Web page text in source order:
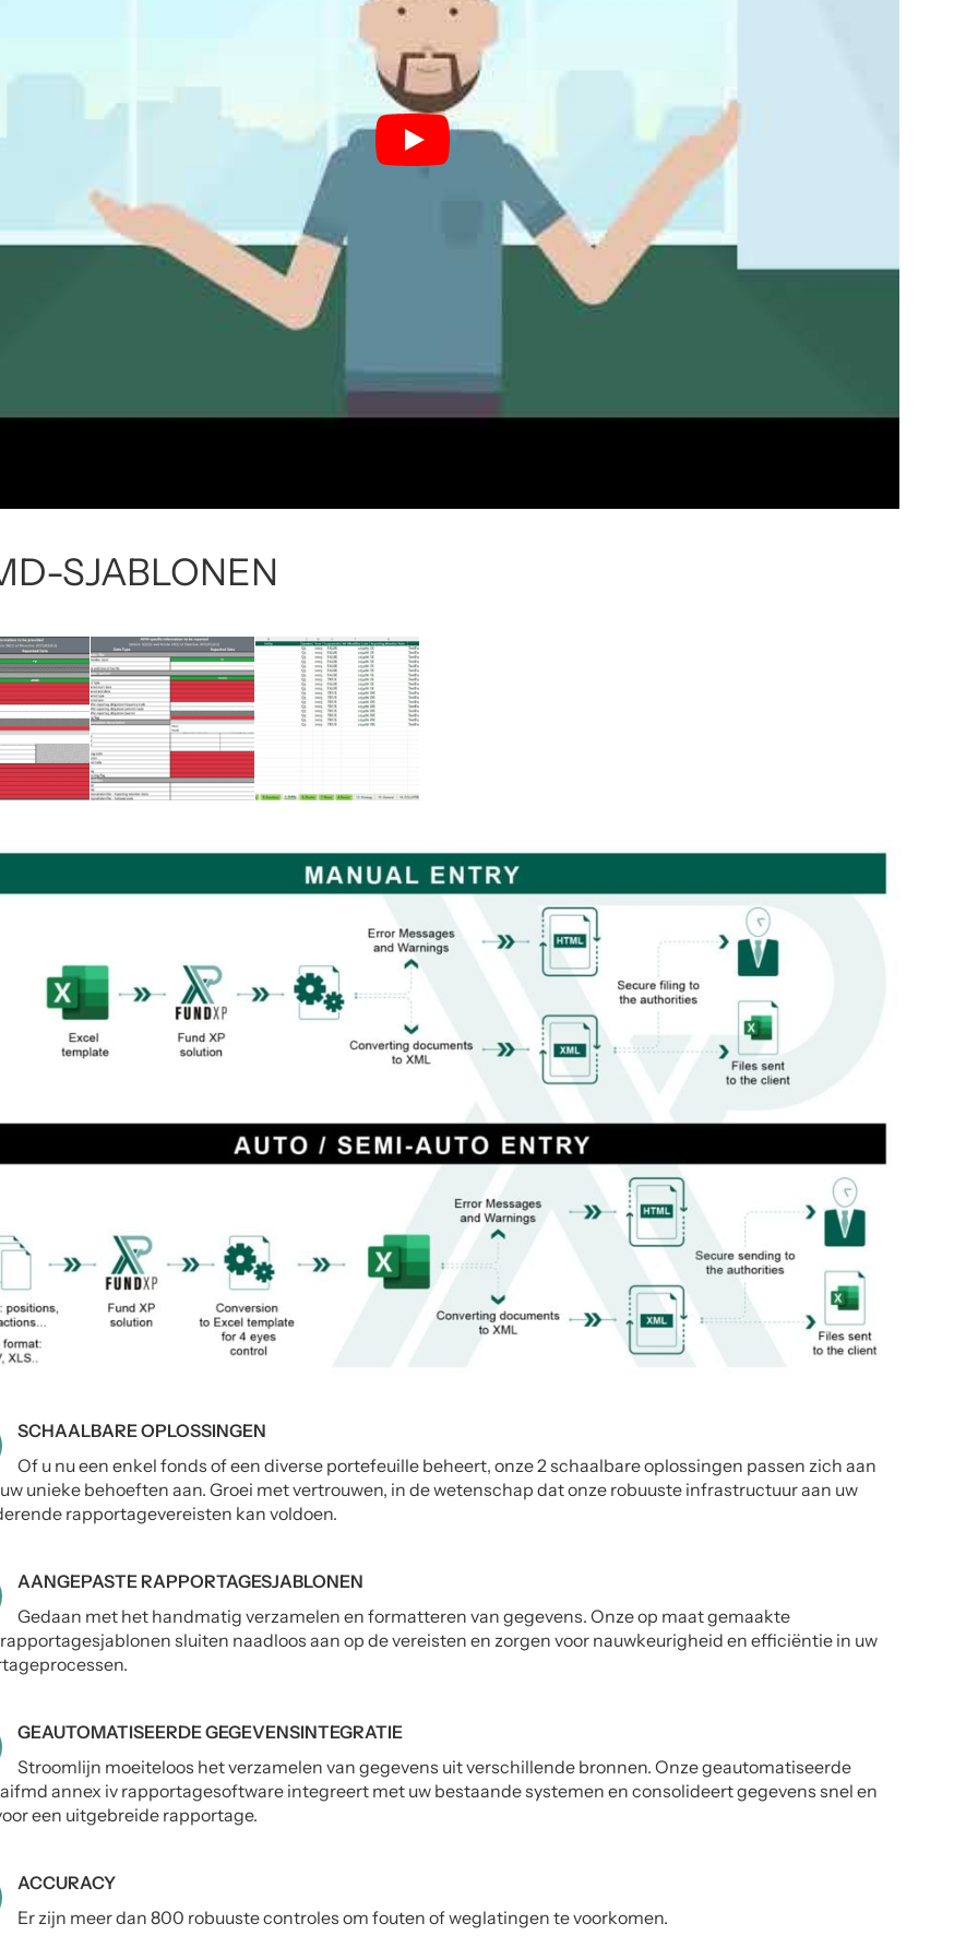
SJABLONEN
SCHAALBARE OPLOSSINGEN
Of u nu een enkel fonds of een diverse portefeuille beheert, onze 2 schaalbare oplossingen passen zich aan
uw unieke behoeften aan. Groei met vertrouwen, in de wetenschap dat onze robuuste infrastructuur aan uw
rapportagevereisten kan voldoen.
AANGEPASTE RAPPORTAGESJABLONEN
Gedaan met het handmatig verzamelen en formatteren van gegevens. Onze op maat gemaakte
rapportagesjablonen sluiten naadloos aan op de vereisten en zorgen voor nauwkeurigheid en efficiëntie in uw
GEAUTOMATISEERDE GEGEVENSINTEGRATIE
Stroomlijn moeiteloos het verzamelen van gegevens uit verschillende bronnen. Onze geautomatiseerde
aifmd annex iv rapportagesoftware integreert met uw bestaande systemen en consolideert gegevens snel en
een uitgebreide rapportage.
ACCURACY
Er zijn meer dan 800 robuuste controles om fouten of weglatingen te voorkomen.